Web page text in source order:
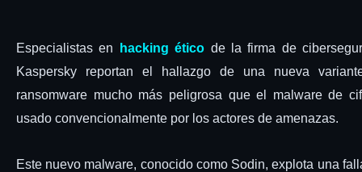
Especialistas en hacking ético de la firma de
Kaspersky reportan el hallazgo de una nueva
ransomware mucho más peligrosa que el malware de
usado convencionalmente por los actores de amenazas.
Este nuevo malware, conocido como Sodin, explota una